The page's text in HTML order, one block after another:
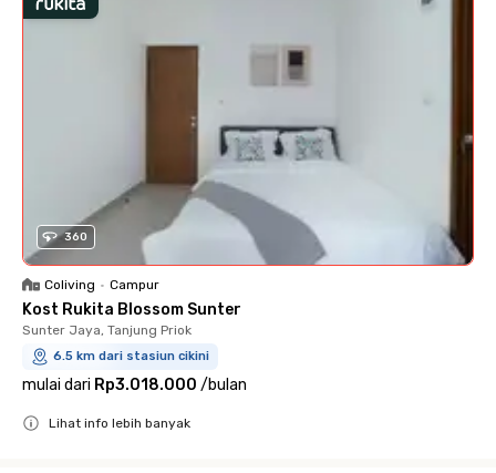
360
Coliving • Campur
Kost Rukita Blossom Sunter
Sunter Jaya, Tanjung Priok
6.5 km dari stasiun cikini
mulai dari Rp3.018.000 /bulan
Lihat info lebih banyak